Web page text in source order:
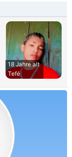
18 Jahre alt
Tefé